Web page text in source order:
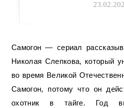
Самогон — сериал рассказывает о судьбе снайпера
Николая Слепкова, который
во время Великой
Самогон, потому что он
охотник в тайге. Год